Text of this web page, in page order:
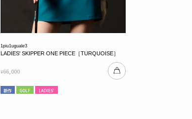
1piu1uguale3
LADIES' SKIPPER ONE PIECE［TURQUOISE］
¥66,000
新作 GOLF LADIES'